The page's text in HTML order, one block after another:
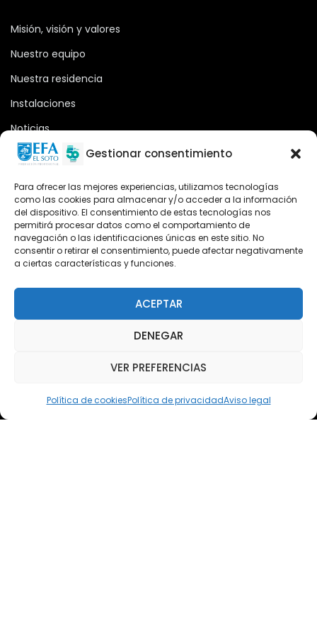
Gestionar consentimiento
Para ofrecer las mejores experiencias, utilizamos tecnologías
como las cookies para almacenar y/o acceder a la información
del dispositivo. El consentimiento de estas tecnologías nos
permitirá procesar datos como el comportamiento de
navegación o las identificaciones únicas en este sitio. No
consentir o retirar el consentimiento, puede afectar negativamente
a ciertas características y funciones.
ACEPTAR
DENEGAR
VER PREFERENCIAS
Política de cookiesPolítica de privacidadAviso legal
Misión, visión y valores
Nuestro equipo
Nuestra residencia
Instalaciones
Noticias
Oferta formativa
Plataforma 2.0
Acceso Cursos UNIR
Teléfono: (+34) 958 455 085
Teléfono: (+34) 618 370 813